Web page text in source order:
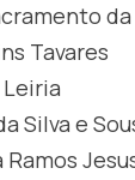
da
Tavares
Silva e